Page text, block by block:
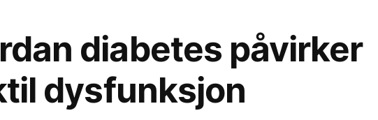
diabetes påvirker
dysfunksjon